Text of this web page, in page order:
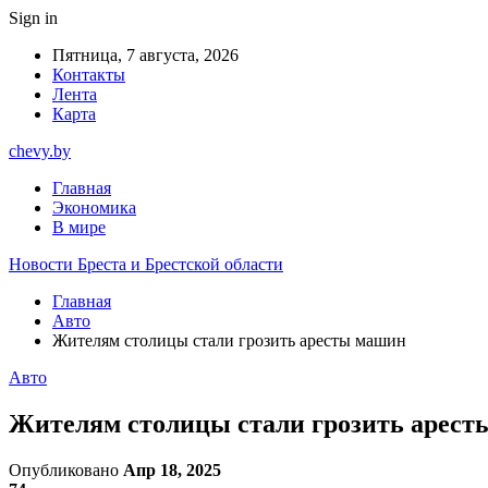
Sign in
Пятница, 7 августа, 2026
Контакты
Лента
Карта
chevy.by
Главная
Экономика
В мире
Новости Бреста и Брестской области
Главная
Авто
Жителям столицы стали грозить аресты машин
Авто
Жителям столицы стали грозить
Опубликовано Апр 18, 2025